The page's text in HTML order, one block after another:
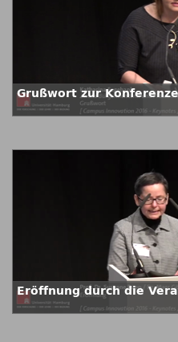
Grußwort zur
Eröffnung durch die